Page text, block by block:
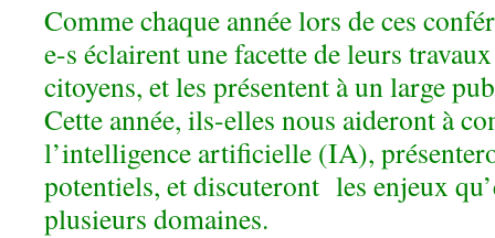
Comme chaque année lors de ces
e-s éclairent une facette de leurs
citoyens, et les présentent à un large
Cette année, ils-elles nous aideront à
l’intelligence artificielle (IA),
potentiels, et discuteront les enjeux
plusieurs domaines.